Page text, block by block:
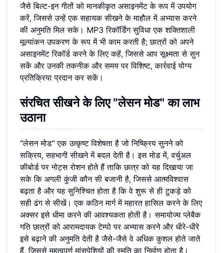
जैसे बिल्ट-इन गीतों को मानकीकृत असाइनमेंट के रूप में उपयोग
करें, जिससे उन्हें एक सहायक सीखने के माहौल में अभ्यास करने
की अनुमति मिल सके। MP3 रिकॉर्डिंग सुविधा एक शक्तिशाली
मूल्यांकन उपकरण के रूप में भी काम करती है; छात्रों को अपने
असाइनमेंट रिकॉर्ड करने के लिए कहें, जिससे आप सूक्ष्मता से सुन
सकें और उनकी तकनीक और समय पर विशिष्ट, कार्रवाई योग्य
प्रतिक्रिया प्रदान कर सकें।
संरचित सीखने के लिए "लेसन मोड" का लाभ
उठाना
"लेसन मोड" एक उत्कृष्ट विशेषता है जो निष्क्रिय सुनने को
सक्रिय, सहभागी सीखने में बदल देती है। इस मोड में, वर्चुअल
कीबोर्ड पर नोट्स रोशन होते हैं ताकि छात्र को यह दिखाया जा
सके कि अगली कुंजी कौन सी बजानी है, जिससे आत्मविश्वास
बढ़ता है और यह सुनिश्चित होता है कि वे शुरू से ही टुकड़े को
सही ढंग से सीखें। एक कठिन मार्ग में महारत हासिल करने के लिए
अक्सर इसे धीमा करने की आवश्यकता होती है। समायोज्य प्लेबैक
गति छात्रों को आरामदायक टेम्पो पर अभ्यास करने और धीरे-धीरे
इसे बढ़ाने की अनुमति देती है जैसे-जैसे वे अधिक कुशल होते जाते
हैं, जिससे महत्वपूर्ण मांसपेशियों की स्मृति का निर्माण होता है।